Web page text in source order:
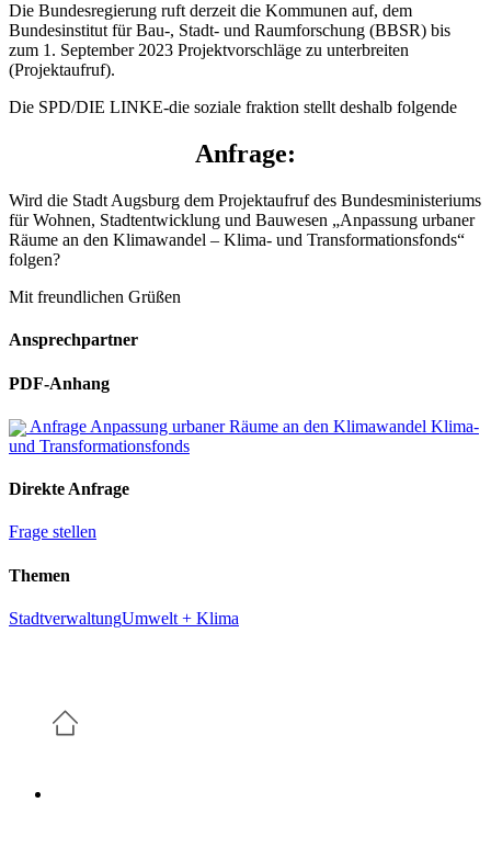
Die Bundesregierung ruft derzeit die Kommunen auf, dem
Bundesinstitut für Bau-, Stadt- und Raumforschung (BBSR) bis
zum 1. September 2023 Projektvorschläge zu unterbreiten
(Projektaufruf).
Die SPD/DIE LINKE-die soziale fraktion stellt deshalb folgende
Anfrage:
Wird die Stadt Augsburg dem Projektaufruf des Bundesministeriums
für Wohnen, Stadtentwicklung und Bauwesen „Anpassung urbaner
Räume an den Klimawandel – Klima- und Transformationsfonds“
folgen?
Mit freundlichen Grüßen
Ansprechpartner
PDF-Anhang
Anfrage Anpassung urbaner Räume an den Klimawandel Klima-
und Transformationsfonds
Direkte Anfrage
Frage stellen
Themen
StadtverwaltungUmwelt + Klima